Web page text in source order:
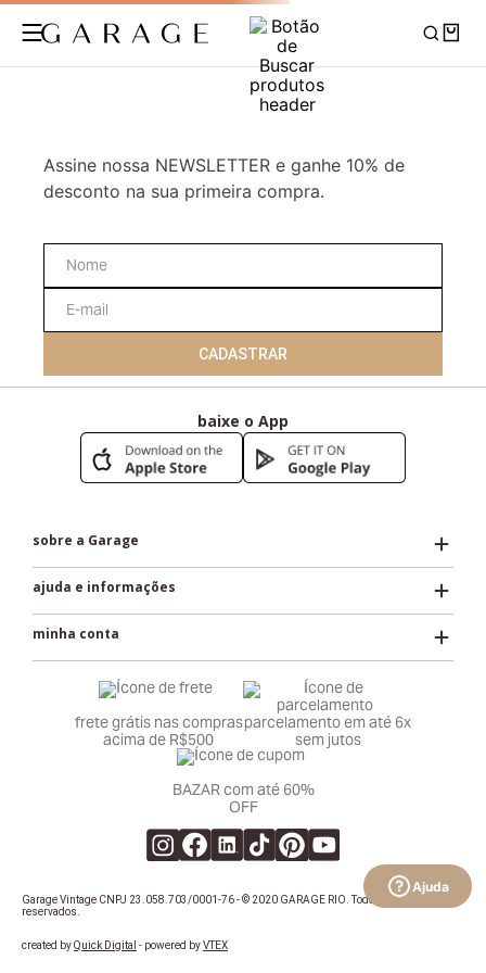
Ajuda
Assine nossa NEWSLETTER e ganhe 10% de
desconto na sua primeira compra.
CADASTRAR
baixe o App
sobre a Garage
ajuda e informações
minha conta
frete grátis nas compras
acima de R$500
parcelamento em até 6x
sem jutos
BAZAR com até 60%
OFF
Garage Vintage CNPJ 23.058.703/0001-76 - © 2020 GARAGE RIO. Todos os direitos
reservados.
created byQuick Digital - powered byVTEX